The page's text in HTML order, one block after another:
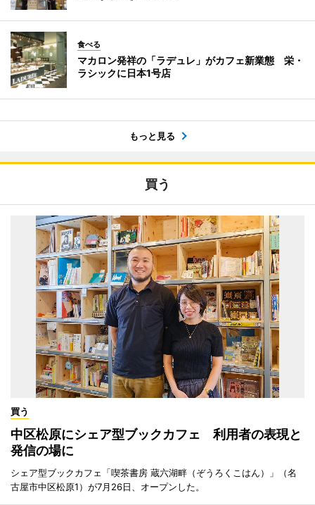
食べる
マカロン発祥の「ラデュレ」がカフェ新業態 栄・
ラシックに日本1号店
もっと見る
買う
買う
中区松原にシェア型ブックカフェ 利用者の表現と
発信の場に
シェア型ブックカフェ「喫茶書房 蔵六湖畔（ぞうろくこはん）」（名
古屋市中区松原1）が7月26日、オープンした。